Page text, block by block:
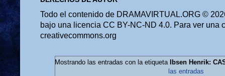
Todo el contenido de DRAMAVIRTUAL.ORG ©
bajo una licencia CC BY-NC-ND 4.0. Para ver una
creativecommons.org
Mostrando las entradas con la etiqueta Ibsen Henrik:
las entradas